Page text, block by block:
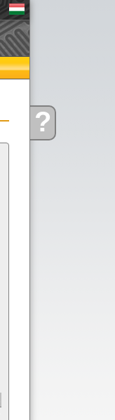
Kérdése?